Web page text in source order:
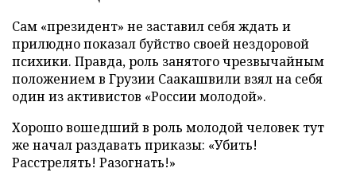
Сам «президент» не заставил себя ждать и
прилюдно показал буйство своей нездоровой
психики. Правда, роль занятого чрезвычайным
положением в Грузии Саакашвили взял на себя
один из активистов «России молодой».
Хорошо вошедший в роль молодой человек тут
же начал раздавать приказы: «Убить!
Расстрелять! Разогнать!»